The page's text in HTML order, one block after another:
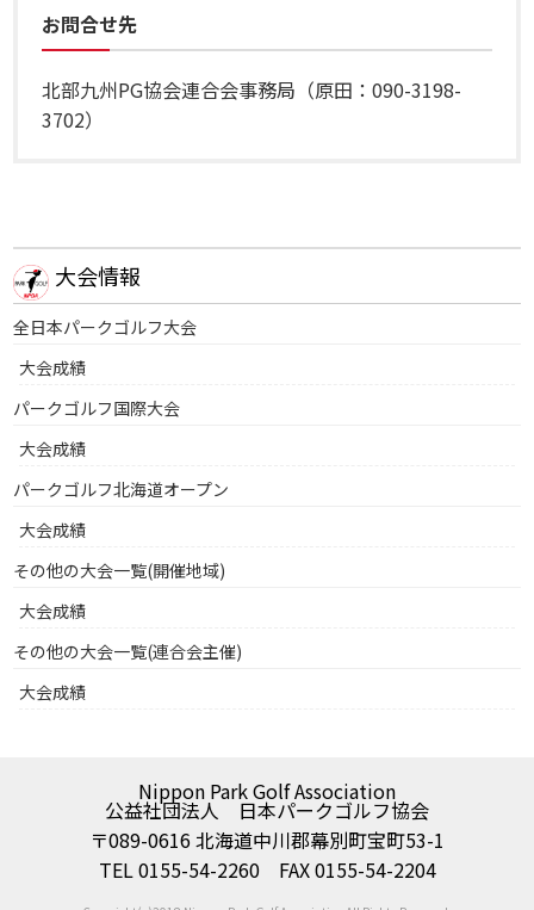
大会情報
全日本パークゴルフ大会
大会成績
パークゴルフ国際大会
大会成績
パークゴルフ北海道オープン
大会成績
その他の大会一覧(開催地域)
大会成績
その他の大会一覧(連合会主催)
大会成績
お問合せ先
北部九州PG協会連合会事務局（原田：090-3198-
3702）
Nippon Park Golf Association
公益社団法人 日本パークゴルフ協会
〒089-0616 北海道中川郡幕別町宝町53-1
TEL 0155-54-2260 FAX 0155-54-2204